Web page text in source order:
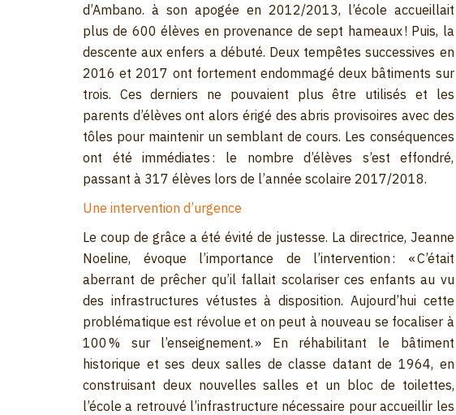
d’Ambano. à son apogée en 2012/2013, l’école accueillait
plus de 600 élèves en provenance de sept hameaux ! Puis, la
descente aux enfers a débuté. Deux tempêtes successives en
2016 et 2017 ont fortement endommagé deux bâtiments sur
trois. Ces derniers ne pouvaient plus être utilisés et les
parents d’élèves ont alors érigé des abris provisoires avec des
tôles pour maintenir un semblant de cours. Les conséquences
ont été immédiates : le nombre d’élèves s’est effondré,
passant à 317 élèves lors de l’année scolaire 2017/2018.
Une intervention d’urgence
Le coup de grâce a été évité de justesse. La directrice, Jeanne
Noeline, évoque l’importance de l’intervention : « C’était
aberrant de prêcher qu’il fallait scolariser ces enfants au vu
des infrastructures vétustes à disposition. Aujourd’hui cette
problématique est révolue et on peut à nouveau se focaliser à
100 % sur l’enseignement. » En réhabilitant le bâtiment
historique et ses deux salles de classe datant de 1964, en
construisant deux nouvelles salles et un bloc de toilettes,
l’école a retrouvé l’infrastructure nécessaire pour accueillir les